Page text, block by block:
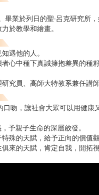
畢業於列日的聖‧呂克研究所
於教學和繪畫。
遇他的人。
心中種下真誠擁抱差異的種
究員、高師大特教系兼任講師
吻，讓社會大眾可以用健康
予親子生命的深層啟發。
殊的天賦，給予正向的價值觀
來的天賦，肯定自我，開拓視